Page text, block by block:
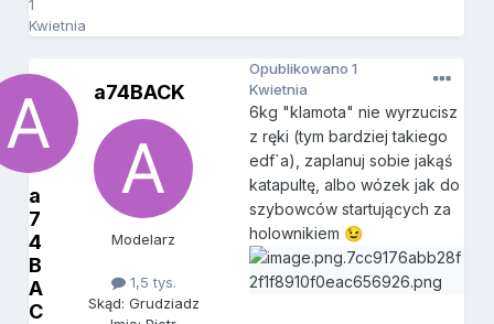
1
Kwietnia
a
7
4
B
A
C
a74BACK
Modelarz
1,5 tys.
Skąd: Grudziadz
Opublikowano1
Kwietnia
6kg "klamota" nie wyrzucisz
z ręki (tym bardziej takiego
edf`a), zaplanuj sobie jakąś
katapultę, albo wózek jak do
szybowców startujących za
holownikiem 😉